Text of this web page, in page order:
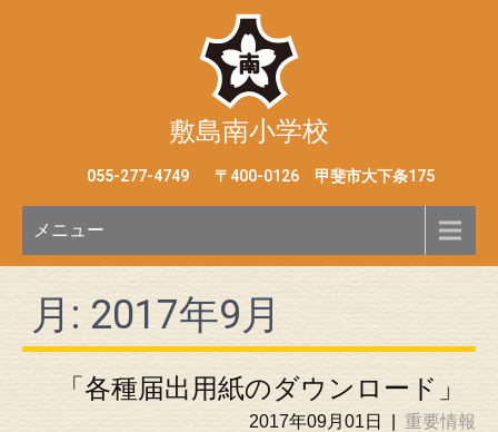
敷島南小学校
055-277-4749 〒400-0126 甲斐市大下条175
メニュー
月: 2017年9月
「各種届出用紙のダウンロード」
2017年09月01日
重要情報